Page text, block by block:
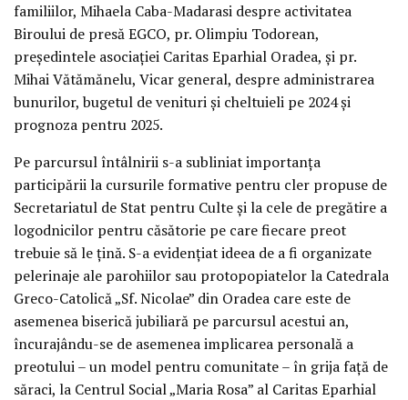
familiilor, Mihaela Caba-Madarasi despre activitatea
Biroului de presă EGCO, pr. Olimpiu Todorean,
președintele asociației Caritas Eparhial Oradea, și pr.
Mihai Vătămănelu, Vicar general, despre administrarea
bunurilor, bugetul de venituri și cheltuieli pe 2024 și
prognoza pentru 2025.
Pe parcursul întâlnirii s-a subliniat importanța
participării la cursurile formative pentru cler propuse de
Secretariatul de Stat pentru Culte și la cele de pregătire a
logodnicilor pentru căsătorie pe care fiecare preot
trebuie să le țină. S-a evidențiat ideea de a fi organizate
pelerinaje ale parohiilor sau protopopiatelor la Catedrala
Greco-Catolică „Sf. Nicolae” din Oradea care este de
asemenea biserică jubiliară pe parcursul acestui an,
încurajându-se de asemenea implicarea personală a
preotului – un model pentru comunitate – în grija față de
săraci, la Centrul Social „Maria Rosa” al Caritas Eparhial